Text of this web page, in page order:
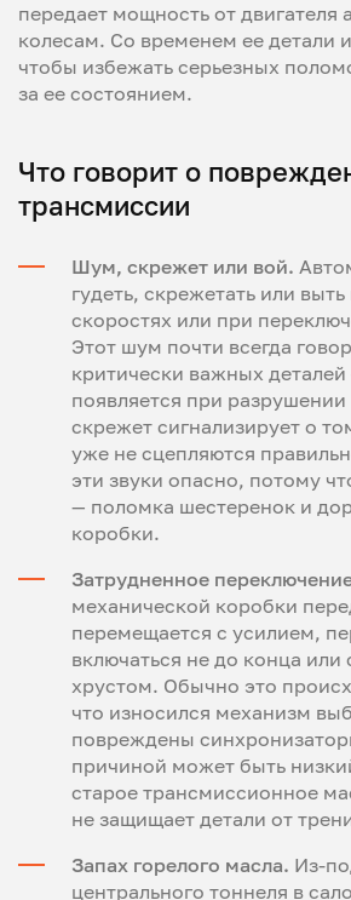
передает мощность от двигателя
колесам. Со временем ее детали
чтобы избежать серьезных
за ее состоянием.
Что говорит о
трансмиссии
Шум, скрежет или вой.
гудеть, скрежетать или
скоростях или при
Этот шум почти всегда
критически важных
появляется при
скрежет сигнализирует о
уже не сцепляются
эти звуки опасно, потому
— поломка шестеренок и
коробки.
Затрудненное
механической коробки
перемещается с усилием,
включаться не до конца или
хрустом. Обычно это
что износился механизм
повреждены
причиной может быть
старое трансмиссионное
не защищает детали от
Запах горелого масла. Из-
центрального тоннеля в